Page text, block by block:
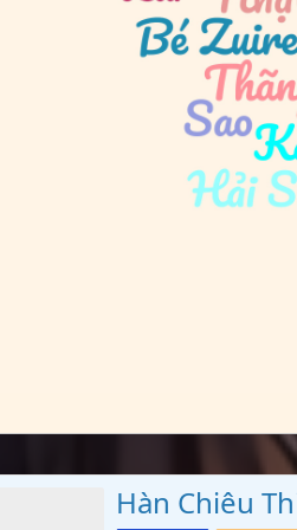
Hàn Chiêu